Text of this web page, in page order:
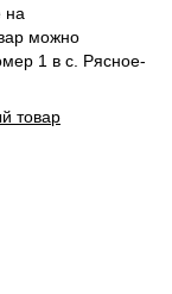
на
можно
1 в с. Рясное-
товар